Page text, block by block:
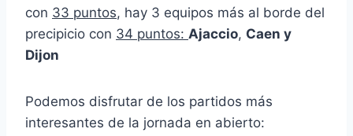
con 33 puntos, hay 3 equipos más al borde del
precipicio con 34 puntos: Ajaccio, Caen y
Dijon
Podemos disfrutar de los partidos más
interesantes de la jornada en abierto: